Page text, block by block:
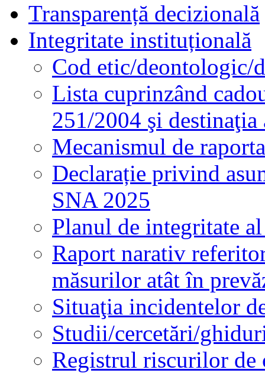
Transparență decizională
Integritate instituțională
Cod etic/deontologic/
Lista cuprinzând
251/2004 şi destinaţia
Mecanismul de
Declarație privind
SNA 2025
Planul de integritate
Raport narativ
măsurilor atât în
Situaţia incidentelor
Studii/cercetări/
Registrul riscurilor de